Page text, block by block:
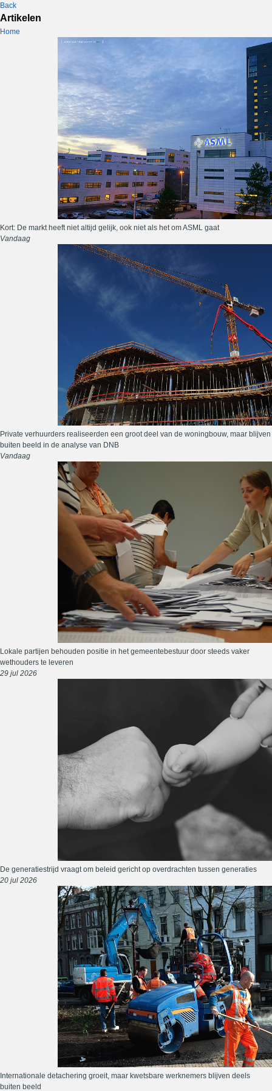
Back
Artikelen
Home
Kort: De markt heeft niet altijd gelijk, ook niet als het om ASML gaat
Vandaag
Private verhuurders realiseerden een groot deel van de woningbouw, maar blijven
buiten beeld in de analyse van DNB
Vandaag
Lokale partijen behouden positie in het gemeentebestuur door steeds vaker
wethouders te leveren
29 jul 2026
De generatiestrijd vraagt om beleid gericht op overdrachten tussen generaties
20 jul 2026
Internationale detachering groeit, maar kwetsbare werknemers blijven deels
buiten beeld